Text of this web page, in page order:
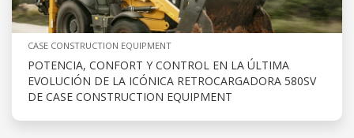
CASE CONSTRUCTION EQUIPMENT
POTENCIA, CONFORT Y CONTROL EN LA ÚLTIMA
EVOLUCIÓN DE LA ICÓNICA RETROCARGADORA 580SV
DE CASE CONSTRUCTION EQUIPMENT